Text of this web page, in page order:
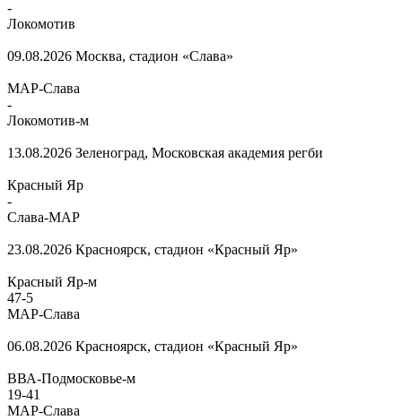
-
Локомотив
09.08.2026 Москва, стадион «Слава»
МАР-Слава
-
Локомотив-м
13.08.2026 Зеленоград, Московская академия регби
Красный Яр
-
Слава-МАР
23.08.2026 Красноярск, стадион «Красный Яр»
Красный Яр-м
47-5
МАР-Слава
06.08.2026 Красноярск, стадион «Красный Яр»
ВВА-Подмосковье-м
19-41
МАР-Слава